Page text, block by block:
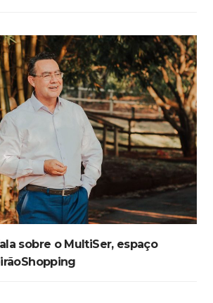
sobre o MultiSer, espaço